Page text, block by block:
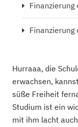
Finanzierung
Finanzierung
Hurraaa, die
erwachsen,
süße Freiheit
Studium ist ein
mit ihm lacht